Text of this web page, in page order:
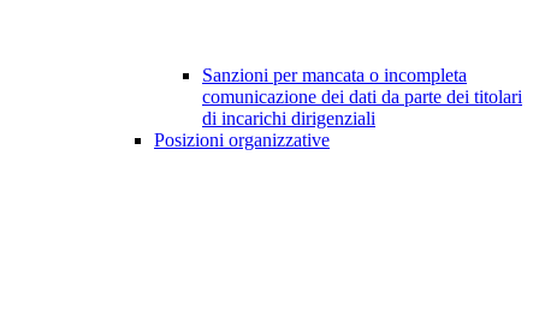
Sanzioni per mancata o incompleta
comunicazione dei dati da parte dei titolari
di incarichi dirigenziali
Posizioni organizzative